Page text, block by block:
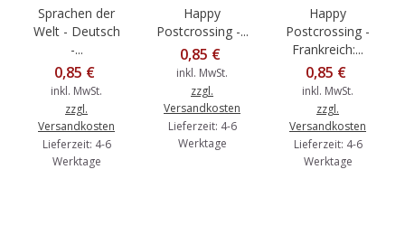
Sprachen der
Welt - Deutsch
-...
0,85 €
inkl. MwSt.
zzgl.
Versandkosten
Lieferzeit: 4-6
Werktage
Happy
Postcrossing -...
0,85 €
inkl. MwSt.
zzgl.
Versandkosten
Lieferzeit: 4-6
Werktage
Happy
Postcrossing -
Frankreich:...
0,85 €
inkl. MwSt.
zzgl.
Versandkosten
Lieferzeit: 4-6
Werktage